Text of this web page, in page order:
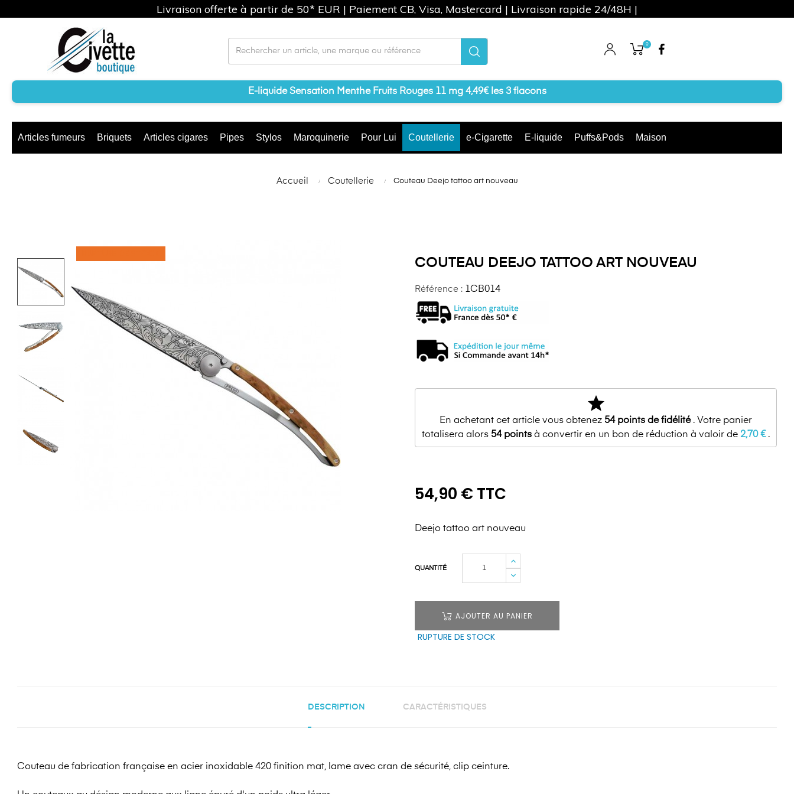
0
E-liquide Sensation Menthe Fruits Rouges 11 mg 4,49€ les 3 flacons
Articles fumeurs Briquets Articles cigares Pipes Stylos Maroquinerie Pour Lui Coutellerie e-Cigarette E-liquide Puffs&Pods Maison
Accueil Coutellerie Couteau Deejo tattoo art nouveau
COUTEAU DEEJO TATTOO ART NOUVEAU
Référence : 1CB014
star
En achetant cet article vous obtenez 54points de fidélité. Votre panier
totalisera alors 54points à convertir en un bon de réduction à valoir de 2,70 €.
54,90 € TTC
Deejo tattoo art nouveau
QUANTITÉ
AJOUTER AU PANIER
RUPTURE DE STOCK
DESCRIPTION CARACTÉRISTIQUES
Couteau de fabrication française en acier inoxidable 420 finition mat, lame avec cran de sécurité, clip ceinture.
Livraison offerte à partir de 50* EUR | Paiement CB, Visa, Mastercard | Livraison rapide 24/48H |